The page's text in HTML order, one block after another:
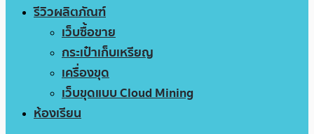
รีวิวผลิตภัณฑ์
เว็บซื้อขาย
กระเป๋าเก็บเหรียญ
เครื่องขุด
เว็บขุดแบบ Cloud Mining
ห้องเรียน